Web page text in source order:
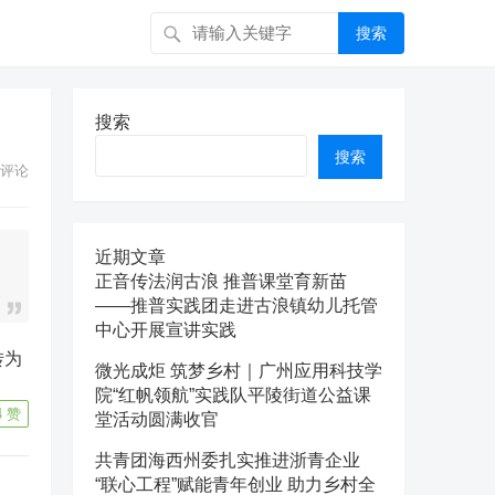
搜索
评论
赞
搜索
搜索
近期文章
正音传法润古浪 推普课堂育新苗
——推普实践团走进古浪镇幼儿托管
中心开展宣讲实践
微光成炬 筑梦乡村｜广州应用科技学
院“红帆领航”实践队平陵街道公益课
堂活动圆满收官
共青团海西州委扎实推进浙青企业
“联心工程”赋能青年创业 助力乡村全